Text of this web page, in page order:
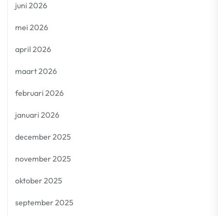
juni 2026
mei 2026
april 2026
maart 2026
februari 2026
januari 2026
december 2025
november 2025
oktober 2025
september 2025